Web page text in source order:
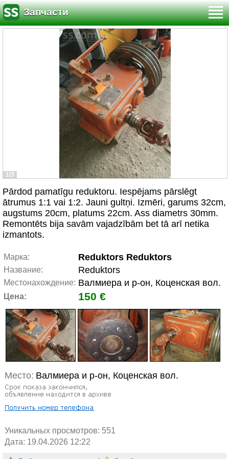
Запчасти
1/3
Pārdod pamatīgu reduktoru. Iespējams pārslēgt
ātrumus 1:1 vai 1:2. Jauni gultņi. Izmēri, garums 32cm,
augstums 20cm, platums 22cm. Ass diametrs 30mm.
Remontēts bija savām vajadzībām bet tā arī netika
izmantots.
Марка: Reduktors Reduktors
Название: Reduktors
Местонахождение: Валмиера и р-он, Коценская вол.
Цена: 150 €
Место: Валмиера и р-он, Коценская вол.
Уникальных просмотров: 551
Дата: 19.04.2026 12:22